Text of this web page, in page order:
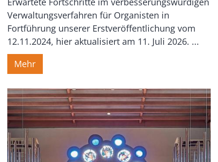
Verwaltungsverfahren für Organisten in
Fortführung unserer Erstveröffentlichung vom
12.11.2024, hier aktualisiert am 11. Juli 2026. ...
Mehr